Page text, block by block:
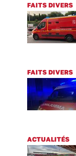
FAITS DIVERS
FAITS DIVERS
ACTUALITÉS